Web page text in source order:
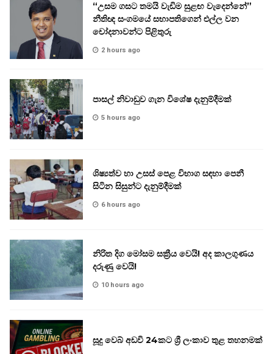
“උසම ගසට තමයි වැඩිම සුළඟ වැදෙන්නේ”
නීතිඥ සංගමයේ සභාපතිගෙන් එල්ල වන
චෝදනාවන්ට පිළිතුරු
2 hours ago
පාසල් නිවාඩුව ගැන විශේෂ දැනුම්දීමක්
5 hours ago
ශිෂ්‍යත්ව හා උසස් පෙළ විභාග සඳහා පෙනී
සිටින සිසුන්ට දැනුම්දීමක්
6 hours ago
නිරිත දිග මෝසම සක්‍රීය වෙයි! අද කාලගුණය
දරුණු වෙයි!
10 hours ago
සූදු වෙබ් අඩවි 24කට ශ්‍රී ලංකාව තුළ තහනමක්